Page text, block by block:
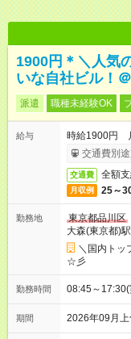
1900円＊＼人気
いな自社ビル！
派遣 職種未経験OK
給与
時給1900円
交通費別
交通費 全額
月収例 25～
勤務地
東京都品川区
大森(東京都)
＼国内トッ
☆彡
勤務時間 08:45～
期間 2026年09月